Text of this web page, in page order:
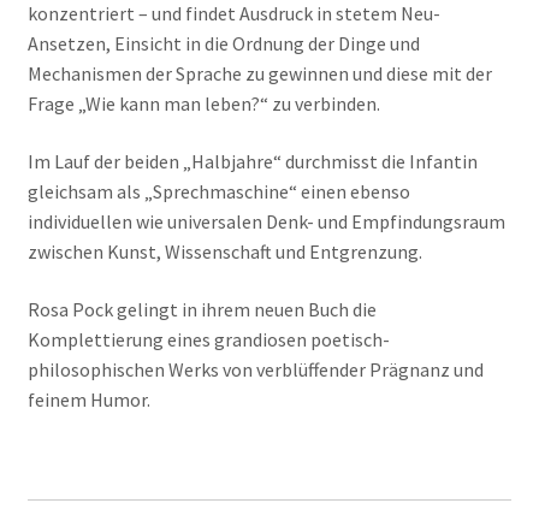
konzentriert – und findet Ausdruck in stetem Neu-
Ansetzen, Einsicht in die Ordnung der Dinge und
Mechanismen der Sprache zu gewinnen und diese mit der
Frage „Wie kann man leben?“ zu verbinden.
Im Lauf der beiden „Halbjahre“ durchmisst die Infantin
gleichsam als „Sprechmaschine“ einen ebenso
individuellen wie universalen Denk- und Empfindungsraum
zwischen Kunst, Wissenschaft und Entgrenzung.
Rosa Pock gelingt in ihrem neuen Buch die
Komplettierung eines grandiosen poetisch-
philosophischen Werks von verblüffender Prägnanz und
feinem Humor.